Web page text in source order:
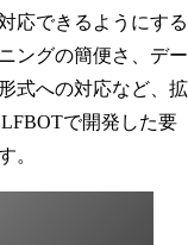
応できるようにする
ングの簡便さ、デー
式への対応など、拡
で開発した要
。